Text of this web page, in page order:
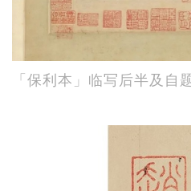
「保利本」临写后半及自